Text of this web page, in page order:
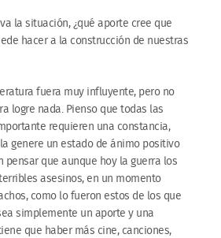
la situación, ¿qué aporte cree que
hacer a la construcción de nuestras
fuera muy influyente, pero no
logre nada. Pienso que todas las
requieren una constancia,
genere un estado de ánimo positivo
pensar que aunque hoy la guerra los
asesinos, en un momento
como lo fueron estos de los que
simplemente un aporte y una
que haber más cine, canciones,